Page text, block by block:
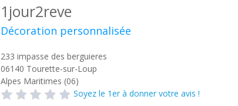
1jour2reve
Décoration personnalisée
233 impasse des berguieres
06140 Tourette-sur-Loup
Alpes Maritimes (06)
Soyez le 1er à donner votre avis !